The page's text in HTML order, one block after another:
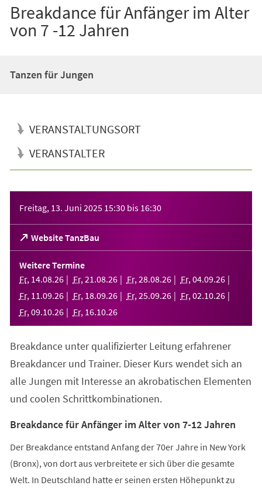
Breakdance für Anfänger im Alter
von 7 -12 Jahren
Tanzen für Jungen
VERANSTALTUNGSORT
VERANSTALTER
Freitag, 13. Juni 2025 15:30 bis 16:30
Website TanzBau
(Öffnet
in
einem
neuen
Tab)
Weitere Termine
Fr, 14.08.26 Fr, 21 .08.26 Fr, 28.08.26 Fr, 04.09.26
Fr, 11 .09.26 Fr, 18.09.26 Fr, 25.09.26 Fr, 02.10.26
Fr, 09.10.26 Fr, 16.10.26
Breakdance unter qualifizierter Leitung erfahrener
Breakdancer und Trainer. Dieser Kurs wendet sich an
alle Jungen mit Interesse an akrobatischen Elementen
und coolen Schrittkombinationen.
Breakdance für Anfänger im Alter von 7-12 Jahren
Der Breakdance entstand Anfang der 70er Jahre in New York
(Bronx), von dort aus verbreitete er sich über die gesamte
Welt. In Deutschland hatte er seinen ersten Höhepunkt zu